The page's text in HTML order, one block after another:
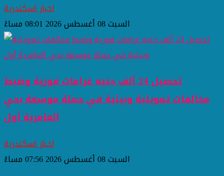
اخبار اسكندرية
السبت 08 أغسطس 2026 08:01 مساءً
تحصيل 24 ألف جنيه غرامات فورية وضبط
مخالفات تمويلية وبيئية في حملة موسعة بحي
العامرية أول
اخبار اسكندرية
السبت 08 أغسطس 2026 07:56 مساءً